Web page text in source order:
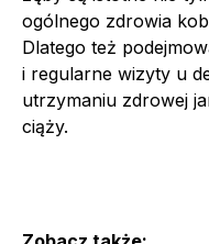
ogólnego zdrowia
Dlatego też
i regularne wizyty u
utrzymaniu zdrowej
ciąży.